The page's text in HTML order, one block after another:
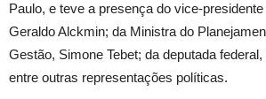
Paulo, e teve a presença do vice-
Geraldo Alckmin; da Ministra do
Gestão, Simone Tebet; da deputada federal,
entre outras representações políticas.